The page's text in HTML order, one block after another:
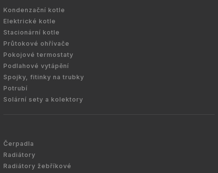
Kondenzační kotle
Elektrické kotle
Stacionární kotle
Průtokové ohřívače
Pokojové termostaty
Podlahové vytápění
Spojky, fitinky na trubky
Potrubí
Solární sety a kolektory
Čerpadla
Radiátory
Radiátory žebříkové